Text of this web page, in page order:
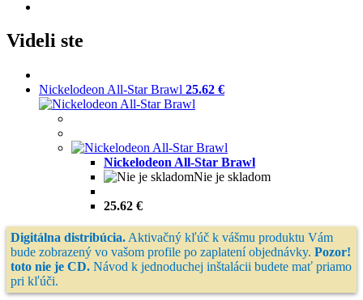
Videli ste
Nickelodeon All-Star Brawl 25.62 €
Nickelodeon All-Star Brawl
Nie je skladom
25.62 €
Digitálna distribúcia. Aktivačný kľúč k vášmu produktu Vám
bude zobrazený vo vašom profile po zaplatení objednávky. Pozor!
toto nie je CD. Návod k jednoduchej inštalácii budete mať priamo
pri kľúči.